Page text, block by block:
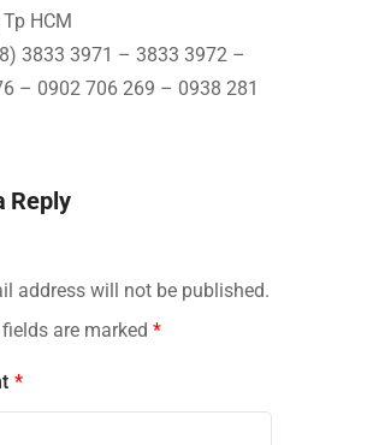
HCM
3833 3971 – 3833 3972 –
– 0902 706 269 – 0938 281
Reply
address will not be published.
are marked *
*